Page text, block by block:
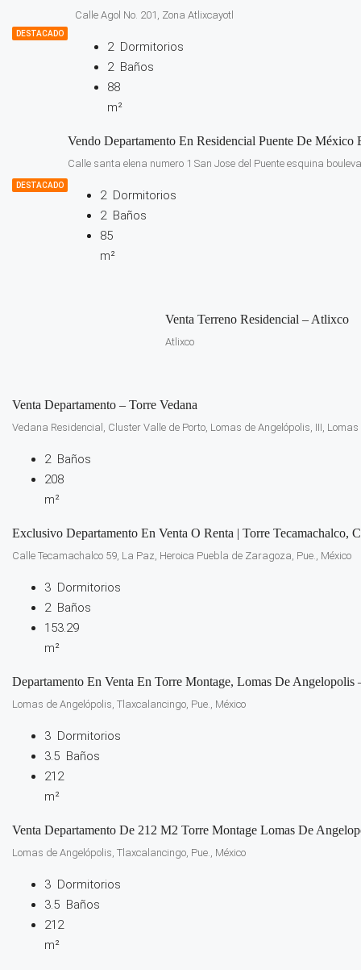
DESTACADO
Calle Agol No. 201, Zona Atlixcayotl
2 Dormitorios
2 Baños
88
m²
DESTACADO
Vendo Departamento En Residencial Puente De
Calle santa elena numero 1 San Jose del Puente esquina
2 Dormitorios
2 Baños
85
m²
Venta Terreno Residencial – Atlixco
Atlixco
Venta Departamento – Torre Vedana
Vedana Residencial, Cluster Valle de Porto, Lomas de Angelópolis, III, Lomas
2 Baños
208
m²
Exclusivo Departamento En Venta O Renta | Torre Tecamachalco,
Calle Tecamachalco 59, La Paz, Heroica Puebla de Zaragoza, Pue., México
3 Dormitorios
2 Baños
153.29
m²
Departamento En Venta En Torre Montage, Lomas De
Lomas de Angelópolis, Tlaxcalancingo, Pue., México
3 Dormitorios
3.5 Baños
212
m²
Venta Departamento De 212 M2 Torre Montage Lomas De
Lomas de Angelópolis, Tlaxcalancingo, Pue., México
3 Dormitorios
3.5 Baños
212
m²